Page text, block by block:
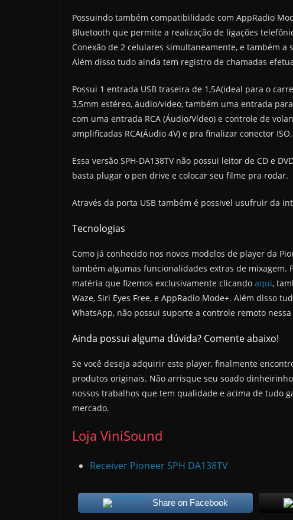
Possuindo também compatibilidade com AppRadio
Bluetooth que permite a realização de ligações
Conexão de 2 celulares simultaneamente, e também
Além disso tudo ainda tem registro de chamadas
Possui 1 entrada USB traseira de 1,5A(ideal para o
3,5mm estéreo, áudio/video, também uma entrada
com uma entrada RCA (Áudio/Vídeo) e controle de
amplificadas RCA(Áudio 4V) e pra finalizar conector ISO.
Essa versão SPH-DA138TV não possui leitor de CD e
basta plugar o pen drive e colocar seu filme pra rodar.
Através da porta USB também é possivel usufruir da
Tecnologias
Como já conhecido nos novos modelos de player da
também algumas funcionalidades extras de mixagem.
matéria que fizemos exclusivamente clicando aqui,
Waze, Siri Eyes Free, e AppRadio Mode+. Além disso
WhatsApp, não possui suporte a controle remoto nessa
Ainda possui alguma dúvida? Comente abaixo!
Se você deseja adquirir este player, finalmente
produtos originais. Não arrisque seu soado
nossos trabalhos que tem qualidade e acima de tudo
mercado.
Loja ViniSound
Receiver Pioneer SPH DA138TV
Share on Facebook